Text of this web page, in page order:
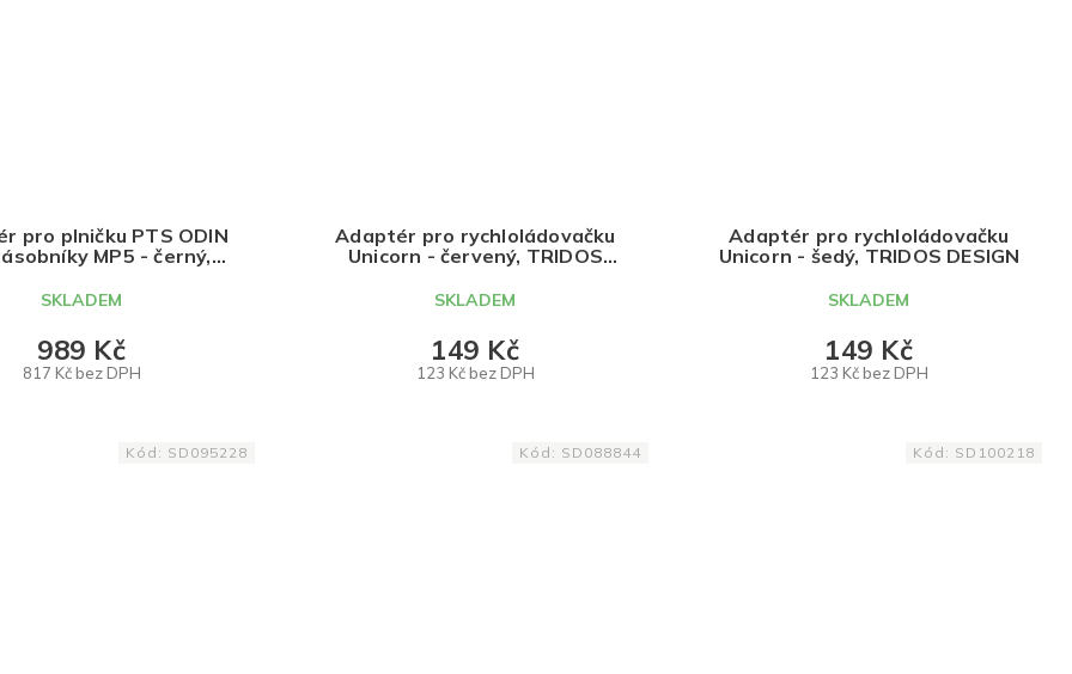
pro plničku PTS ODIN
MP5 - černý,
SKLADEM
817 Kč bez DPH
989 Kč
Adaptér pro rychloládovačku
Unicorn - červený, TRIDOS
SKLADEM
123 Kč bez DPH
149 Kč
Adaptér pro rychloládovačku
Unicorn - šedý, TRIDOS DESIGN
SKLADEM
123 Kč bez DPH
149 Kč
Kód: SD095228 Kód: SD088844 Kód: SD100218